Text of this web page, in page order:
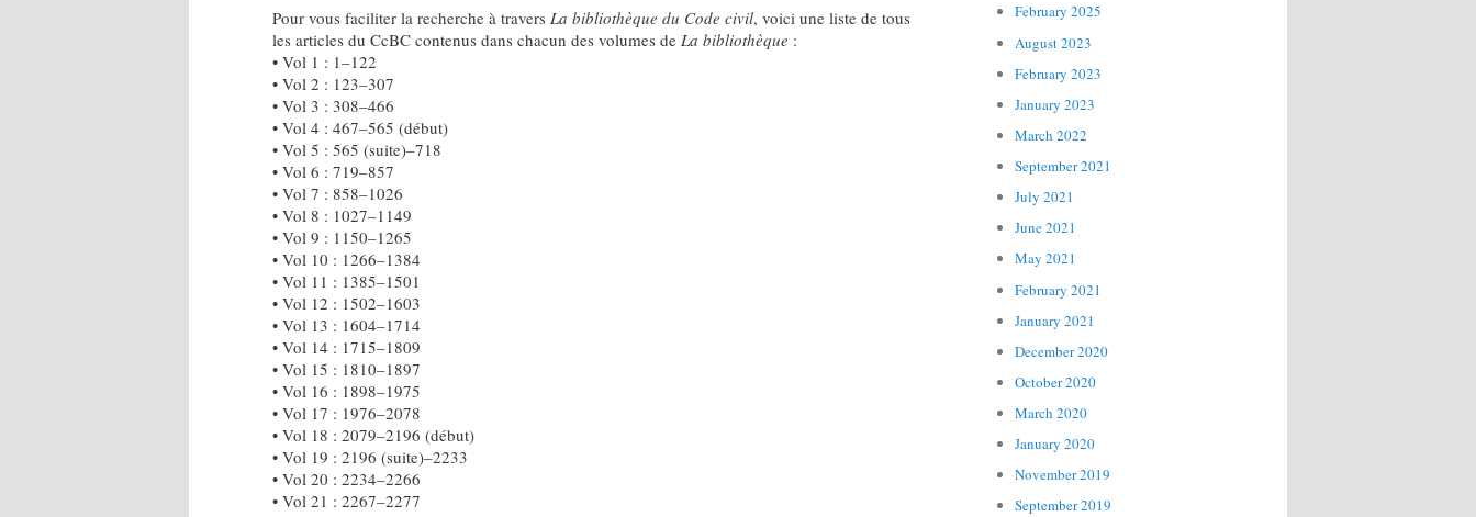
Pour vous faciliter la recherche à travers La bibliothèque du Code civil, voici une liste de tous
les articles du CcBC contenus dans chacun des volumes de La bibliothèque :
• Vol 1 : 1–122
• Vol 2 : 123–307
• Vol 3 : 308–466
• Vol 4 : 467–565 (début)
• Vol 5 : 565 (suite)–718
• Vol 6 : 719–857
• Vol 7 : 858–1026
• Vol 8 : 1027–1149
• Vol 9 : 1150–1265
• Vol 10 : 1266–1384
• Vol 11 : 1385–1501
• Vol 12 : 1502–1603
• Vol 13 : 1604–1714
• Vol 14 : 1715–1809
• Vol 15 : 1810–1897
• Vol 16 : 1898–1975
• Vol 17 : 1976–2078
• Vol 18 : 2079–2196 (début)
• Vol 19 : 2196 (suite)–2233
• Vol 20 : 2234–2266
• Vol 21 : 2267–2277
February 2025
August 2023
February 2023
January 2023
March 2022
September 2021
July 2021
June 2021
May 2021
February 2021
January 2021
December 2020
October 2020
March 2020
January 2020
November 2019
September 2019